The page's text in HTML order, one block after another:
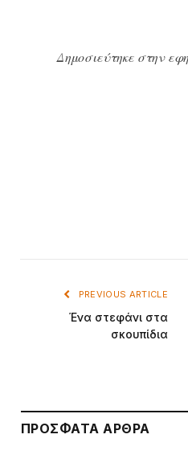
Δημοσιεύτηκε στην
PREVIOUS ARTICLE
Ένα στεφάνι στα
σκουπίδια
ΠΡΌΣΦΑΤΑ ΆΡΘΡΑ